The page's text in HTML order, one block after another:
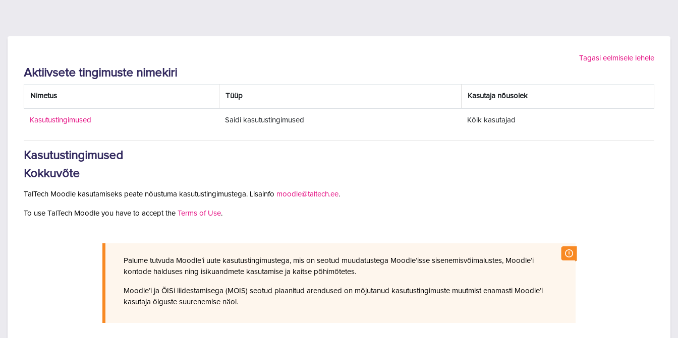
Tagasi eelmisele lehele
Aktiivsete tingimuste nimekiri
Nimetus Tüüp Kasutaja nõusolek
Kasutustingimused Saidi kasutustingimused Kõik kasutajad
Kasutustingimused
Kokkuvõte
TalTech Moodle kasutamiseks peate nõustuma kasutustingimustega. Lisainfo moodle@taltech.ee.
To use TalTech Moodle you have to accept the Terms of Use.
Palume tutvuda Moodle’i uute kasutustingimustega, mis on seotud muudatustega Moodle’isse sisenemisvõimalustes, Moodle’i
kontode halduses ning isikuandmete kasutamise ja kaitse põhimõtetes.
Moodle’i ja ÕISi liidestamisega (MOIS) seotud plaanitud arendused on mõjutanud kasutustingimuste muutmist enamasti Moodle’i
kasutaja õiguste suurenemise näol.